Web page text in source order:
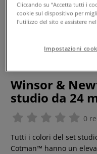
Winsor &
studio da 24
0
Tutti i colori del set
Cotman™ hanno un
Cliccando su “Accetta tutti i
cookie sul dispositivo per
l'utilizzo del sito e assistere
Impostazioni